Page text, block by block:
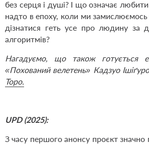
без серця і душі? І що означає
надто в епоху, коли ми
дізнатися геть усе про людину за
алгоритмів?
Нагадуємо, що також готується
«Похований велетень» Кадзуо
Торо.
UPD (2025):
З часу першого анонсу проєкт значно